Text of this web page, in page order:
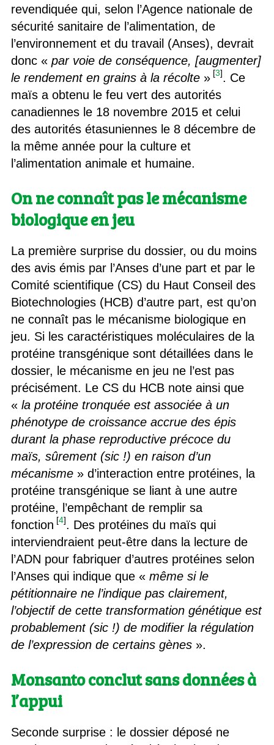
revendiquée qui, selon l’Agence nationale de
sécurité sanitaire de l’alimentation, de
l’environnement et du travail (Anses), devrait
donc « par voie de conséquence, [augmenter]
le rendement en grains à la récolte» [3]. Ce
maïs a obtenu le feu vert des autorités
canadiennes le 18 novembre 2015 et celui
des autorités étasuniennes le 8 décembre de
la même année pour la culture et
l’alimentation animale et humaine.
On ne connaît pas le mécanisme
biologique en jeu
La première surprise du dossier, ou du moins
des avis émis par l’Anses d’une part et par le
Comité scientifique (CS) du Haut Conseil des
Biotechnologies (HCB) d’autre part, est qu’on
ne connaît pas le mécanisme biologique en
jeu. Si les caractéristiques moléculaires de la
protéine transgénique sont détaillées dans le
dossier, le mécanisme en jeu ne l’est pas
précisément. Le CS du HCB note ainsi que
« la protéine tronquée est associée à un
phénotype de croissance accrue des épis
durant la phase reproductive précoce du
maïs, sûrement (sic !) en raison d’un
mécanisme» d’interaction entre protéines, la
protéine transgénique se liant à une autre
protéine, l’empêchant de remplir sa
fonction [4]. Des protéines du maïs qui
interviendraient peut-être dans la lecture de
l’ADN pour fabriquer d’autres protéines selon
l’Anses qui indique que « même si le
pétitionnaire ne l’indique pas clairement,
l’objectif de cette transformation génétique est
probablement (sic !) de modifier la régulation
de l’expression de certains gènes».
Monsanto conclut sans données à
l’appui
Seconde surprise : le dossier déposé ne